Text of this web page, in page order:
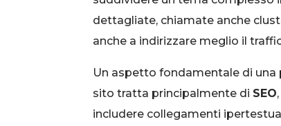
dettagliate, chiamate anche
anche a indirizzare meglio il
Un aspetto fondamentale di una
sito tratta principalmente di SEO
includere collegamenti ipertestuali